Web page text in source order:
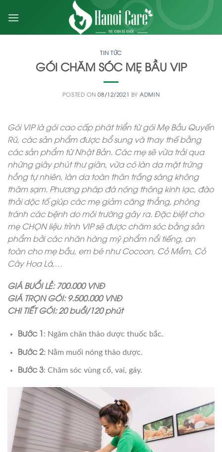
TIN TỨC
GÓI CHĂM SÓC MẸ BẦU VIP
POSTED ON08/12/2021 BY ADMIN
Gói VIP là gói cao cấp phát triển từ gói Mẹ Bầu Quyến
Rũ, các sản phẩm được bổ sung và thay thế bằng
các sản phẩm từ Nhật Bản. Các mẹ sẽ vừa trải qua
những giây phút thư giãn, vừa có làn da mặt trứng
hồng tự nhiên, làn da toàn thân trắng sáng không
thâm sạm. Phương pháp đá nóng thông kinh lạc, đào
thải dộc tố giúp các mẹ giảm căng thẳng, phòng
tránh các bệnh do môi trường gây ra. Đặc biệt cho
mẹ CHỌN liệu trình VIP sẽ được chăm sóc bằng sản
phẩm bởi các nhãn hàng mỹ phẩm nổi tiếng, an
toàn cho mẹ bầu, em bé như Cocoon, Cỏ Mềm, Cỏ
Cây Hoa Lá,…
GIÁ BUỔI LẺ: 700.000 VNĐ
GIÁ TRỌN GÓI: 9.500.000 VNĐ
CHI TIẾT GÓI: 20 buổi/120 phút
Bước 1 : Ngâm chân thảo dược thuốc bắc.
Bước 2: Nằm muối nóng thảo dược.
Bước 3: Chăm sóc vùng cổ, vai, gáy.